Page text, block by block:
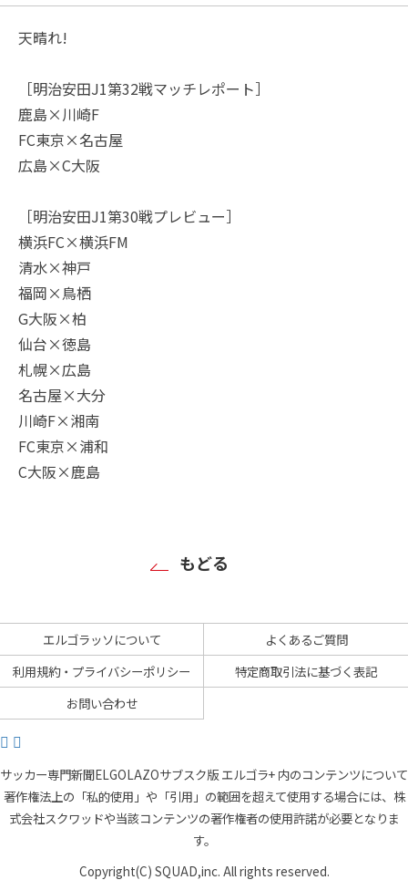
天晴れ!
［明治安田J1第32戦マッチレポート］
鹿島×川崎F
FC東京×名古屋
広島×C大阪
［明治安田J1第30戦プレビュー］
横浜FC×横浜FM
清水×神戸
福岡×鳥栖
G大阪×柏
仙台×徳島
札幌×広島
名古屋×大分
川崎F×湘南
FC東京×浦和
C大阪×鹿島
もどる
エルゴラッソについて
よくあるご質問
利用規約・プライバシーポリシー
特定商取引法に基づく表記
お問い合わせ
サッカー専門新聞ELGOLAZOサブスク版 エルゴラ+ 内のコンテンツについて
著作権法上の「私的使用」や「引用」の範囲を超えて使用する場合には、株
式会社スクワッドや当該コンテンツの著作権者の使用許諾が必要となりま
す。
Copyright(C) SQUAD,inc. All rights reserved.